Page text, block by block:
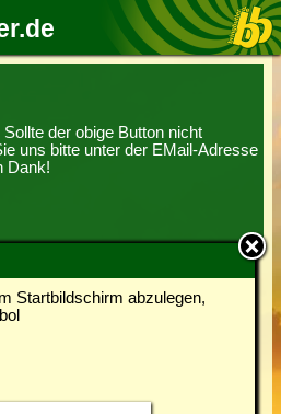
Startbildschirm abzulegen,